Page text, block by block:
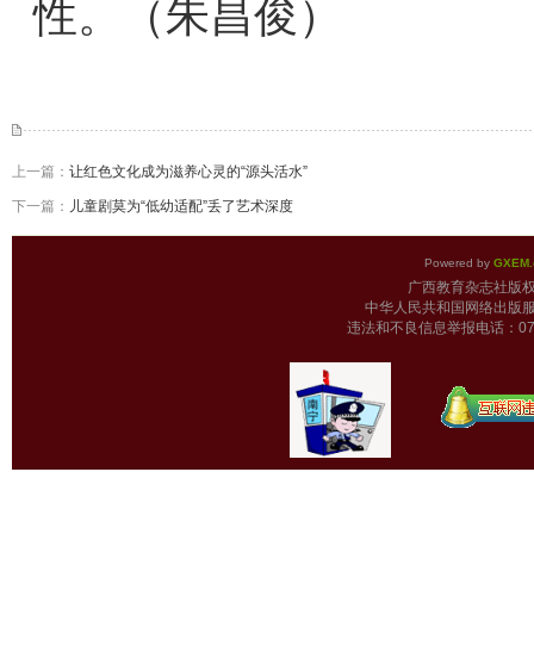
性。（朱昌俊）
上一篇： 让红色文化成为滋养心灵的“源头活水”
下一篇： 儿童剧莫为“低幼适配”丢了艺术深度
Powered by
广西教育杂志
中华人民共和国网络出版
违法和不良信息举报电话：